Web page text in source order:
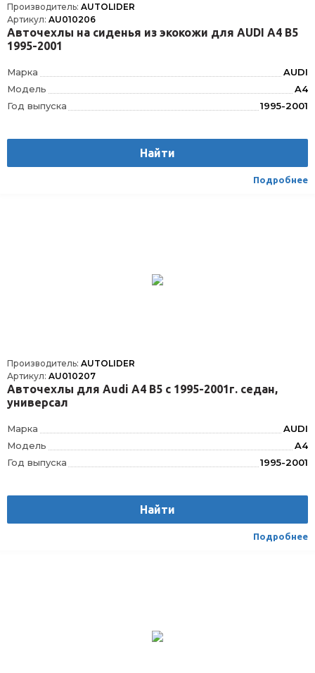
Производитель: AUTOLIDER
Артикул: AU010206
Авточехлы на сиденья из экокожи для AUDI А4 В5
1995-2001
Марка
AUDI
Модель
A4
Год выпуска
1995-2001
Вес
1.75
Текстиль/Искуственная кожа
Легковой
Найти
Подробнее
Производитель: AUTOLIDER
Артикул: AU010207
Авточехлы для Audi A4 В5 с 1995-2001г. седан,
универсал
Марка
AUDI
Модель
A4
Год выпуска
1995-2001
Вес
1.75
Текстиль/Искуственная кожа
Легковой
Найти
Подробнее